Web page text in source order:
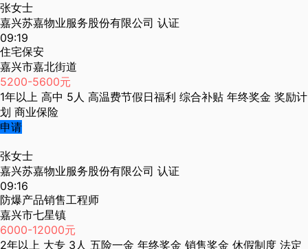
张女士
嘉兴苏嘉物业服务股份有限公司 认证
09:19
住宅保安
嘉兴市嘉北街道
5200-5600元
1年以上 高中 5人 高温费节假日福利 综合补贴 年终奖金 奖励计
划 商业保险
申请
张女士
嘉兴苏嘉物业服务股份有限公司 认证
09:16
防爆产品销售工程师
嘉兴市七星镇
6000-12000元
2年以上 大专 3人 五险一金 年终奖金 销售奖金 休假制度 法定